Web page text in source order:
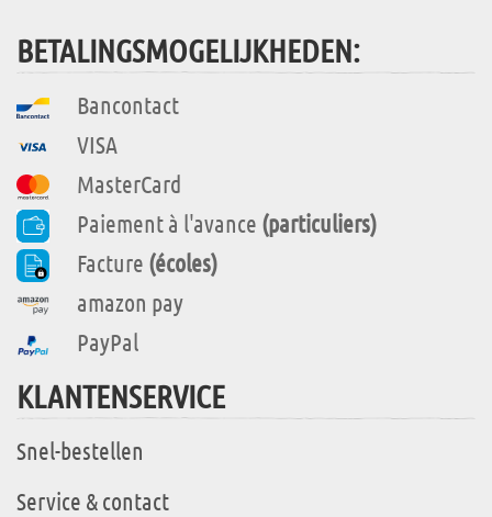
BETALINGSMOGELIJKHEDEN:
Bancontact
VISA
MasterCard
Paiement à l'avance (particuliers)
Facture (écoles)
amazon pay
PayPal
KLANTENSERVICE
Snel-bestellen
Service & contact